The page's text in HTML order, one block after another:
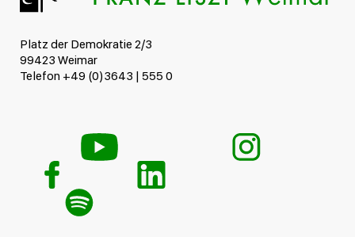
Platz der Demokratie 2/3
99423 Weimar
Telefon +49 (0)3643 | 555 0